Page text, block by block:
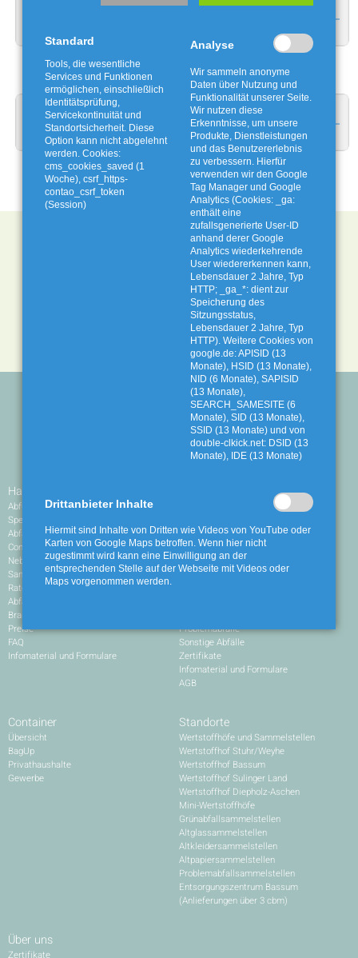
Reiner Asphalt (bituminös)
AbfallWirtschaftsGesellschaft mbH
Klövenhausen 20
27211 Bassum
Datenschutz
Rechtliches
Erklärung zur Barrierefreiheit
Haushalte
Abfuhrkalender
Sperrabfall
Abfallbehälter
Container
Nebenkostenrechner
Sammeln und sortieren
Ratgeber
Abfälle vermeiden
Brandgefahr: Batterien und Akkus
Preise
FAQ
Infomaterial und Formulare
Container
Restabfälle
Mineralische Bauabfälle
Gemischte Bauabfälle
Problemabfälle
Sonstige Abfälle
Zertifikate
Infomaterial und Formulare
AGB
Container
Übersicht
BagUp
Privathaushalte
Gewerbe
Standorte
Wertstoffhöfe und Sammelstellen
Wertstoffhof Stuhr/Weyhe
Wertstoffhof Bassum
Wertstoffhof Sulinger Land
Wertstoffhof Diepholz-Aschen
Mini-Wertstoffhöfe
Grünabfallsammelstellen
Altglassammelstellen
Altkleidersammelstellen
Altpapiersammelstellen
Problemabfallsammelstellen
Entsorgungszentrum Bassum
(Anlieferungen über 3 cbm)
Über uns
Zertifikate
Standard
Tools, die wesentliche
Services und Funktionen
ermöglichen, einschließlich
Identitätsprüfung,
Servicekontinuität und
Standortsicherheit. Diese
Option kann nicht abgelehnt
werden. Cookies:
cms_cookies_saved (1
Woche), csrf_https-
contao_csrf_token
(Session)
Analyse
Wir sammeln anonyme
Daten über Nutzung und
Funktionalität unserer Seite.
Wir nutzen diese
Erkenntnisse, um unsere
Produkte, Dienstleistungen
und das Benutzererlebnis
zu verbessern. Hierfür
verwenden wir den Google
Tag Manager und Google
Analytics (Cookies: _ga:
enthält eine
zufallsgenerierte User-ID
anhand derer Google
Analytics wiederkehrende
User wiedererkennen kann,
Lebensdauer 2 Jahre, Typ
HTTP; _ga_*: dient zur
Speicherung des
Sitzungsstatus,
Lebensdauer 2 Jahre, Typ
HTTP). Weitere Cookies von
google.de: APISID (13
Monate), HSID (13 Monate),
NID (6 Monate), SAPISID
(13 Monate),
SEARCH_SAMESITE (6
Monate), SID (13 Monate),
SSID (13 Monate) und von
double-clkick.net: DSID (13
Monate), IDE (13 Monate)
Drittanbieter Inhalte
Hiermit sind Inhalte von Dritten wie Videos von YouTube oder
Karten von Google Maps betroffen. Wenn hier nicht
zugestimmt wird kann eine Einwilligung an der
entsprechenden Stelle auf der Webseite mit Videos oder
Maps vorgenommen werden.